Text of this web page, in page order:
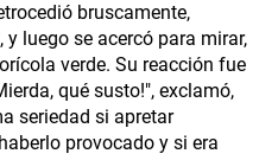
bruscamente,
luego se acercó para mirar,
verde. Su reacción fue
qué susto!", exclamó,
seriedad si apretar
provocado y si era